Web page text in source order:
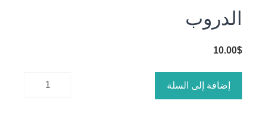
الدروب
10.00$
إضافة إلى السلة